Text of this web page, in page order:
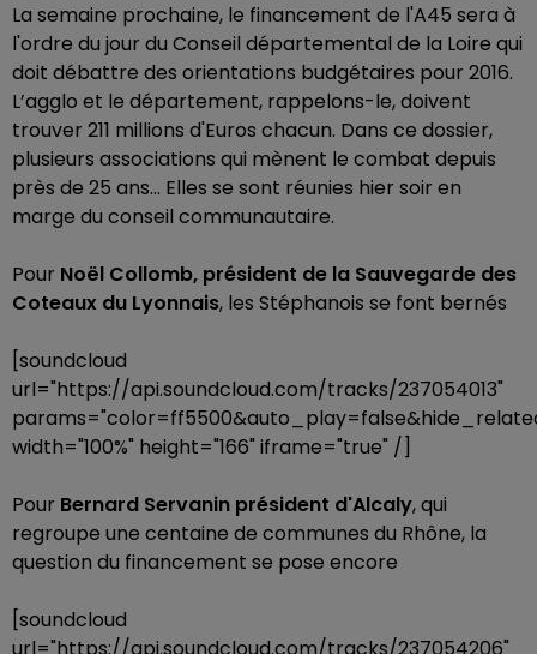
La semaine prochaine, le financement de l'A45 sera à
l'ordre du jour du Conseil départemental de la Loire qui
doit débattre des orientations budgétaires pour 2016.
L’agglo et le département, rappelons-le, doivent
trouver 211 millions d'Euros chacun. Dans ce dossier,
plusieurs associations qui mènent le combat depuis
près de 25 ans… Elles se sont réunies hier soir en
marge du conseil communautaire.
Pour Noël Collomb, président de la Sauvegarde des
Coteaux du Lyonnais, les Stéphanois se font bernés
[soundcloud
url="https://api.soundcloud.com/tracks/237054013"
width="100%" height="166" iframe="true" /]
Pour Bernard Servanin président d'Alcaly, qui
regroupe une centaine de communes du Rhône, la
question du financement se pose encore
[soundcloud